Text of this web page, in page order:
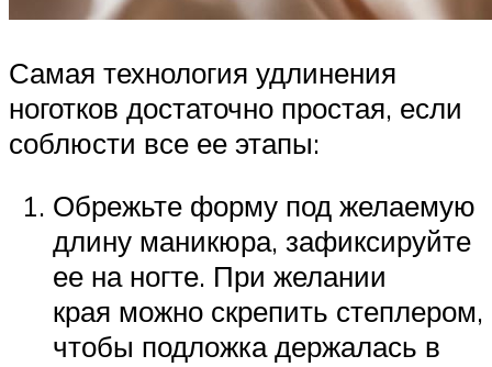
Самая технология удлинения
ноготков достаточно простая, если
соблюсти все ее этапы:
Обрежьте форму под желаемую
длину маникюра, зафиксируйте
ее на ногте. При желании
края можно скрепить степлером,
чтобы подложка держалась в